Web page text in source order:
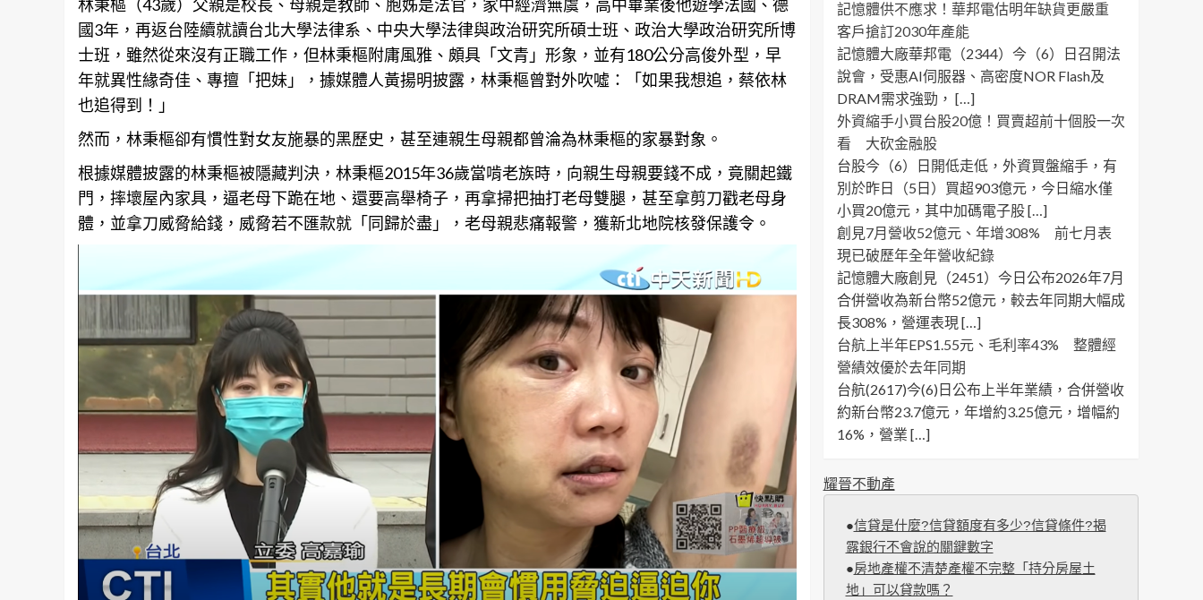
林秉樞（43歲）父親是校長、母親是教師、胞姊是法官，家中經濟無虞，高中畢業後他遊學法國、德
國3年，再返台陸續就讀台北大學法律系、中央大學法律與政治研究所碩士班、政治大學政治研究所博
士班，雖然從來沒有正職工作，但林秉樞附庸風雅、頗具「文青」形象，並有180公分高俊外型，早
年就異性緣奇佳、專擅「把妹」，據媒體人黃揚明披露，林秉樞曾對外吹噓：「如果我想追，蔡依林
也追得到！」
然而，林秉樞卻有慣性對女友施暴的黑歷史，甚至連親生母親都曾淪為林秉樞的家暴對象。
根據媒體披露的林秉樞被隱藏判決，林秉樞2015年36歲當啃老族時，向親生母親要錢不成，竟關起鐵
門，摔壞屋內家具，逼老母下跪在地、還要高舉椅子，再拿掃把抽打老母雙腿，甚至拿剪刀戳老母身
體，並拿刀威脅給錢，威脅若不匯款就「同歸於盡」，老母親悲痛報警，獲新北地院核發保護令。
記憶體供不應求！華邦電估明年缺貨更嚴重
客戶搶訂2030年產能
記憶體大廠華邦電（2344）今（6）日召開法
說會，受惠AI伺服器、高密度NOR Flash及
DRAM需求強勁， […]
外資縮手小買台股20億！買賣超前十個股一次
看 大砍金融股
台股今（6）日開低走低，外資買盤縮手，有
別於昨日（5日）買超903億元，今日縮水僅
小買20億元，其中加碼電子股 […]
創見7月營收52億元、年增308% 前七月表
現已破歷年全年營收紀錄
記憶體大廠創見（2451）今日公布2026年7月
合併營收為新台幣52億元，較去年同期大幅成
長308%，營運表現 […]
台航上半年EPS1.55元、毛利率43% 整體經
營績效優於去年同期
台航(2617)今(6)日公布上半年業績，合併營收
約新台幣23.7億元，年增約3.25億元，增幅約
16%，營業 […]
耀晉不動產
●信貸是什麼?信貸額度有多少?信貸條件?揭
露銀行不會說的關鍵數字
●房地產權不清楚產權不完整「持分房屋土
地」可以貸款嗎？